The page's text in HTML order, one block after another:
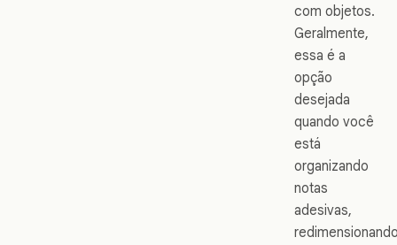
com objetos.
Geralmente,
essa é a
opção
desejada
quando você
está
organizando
notas
adesivas,